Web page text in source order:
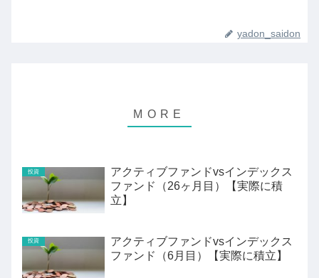
yadon_saidon
投資
アクティブファンドvsインデックス
ファンド（26ヶ月目）【実際に積
立】
投資
アクティブファンドvsインデックス
ファンド（6月目）【実際に積立】